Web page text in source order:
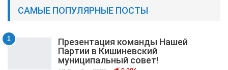
САМЫЕ ПОПУЛЯРНЫЕ ПОСТЫ
1
Презентация команды Нашей
Партии в Кишиневский
муниципальный cовет!